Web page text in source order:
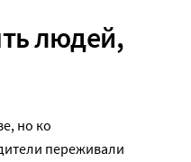
людей,
но ко
переживали